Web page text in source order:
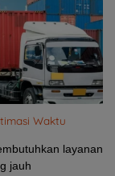
Waktu
layanan
jauh